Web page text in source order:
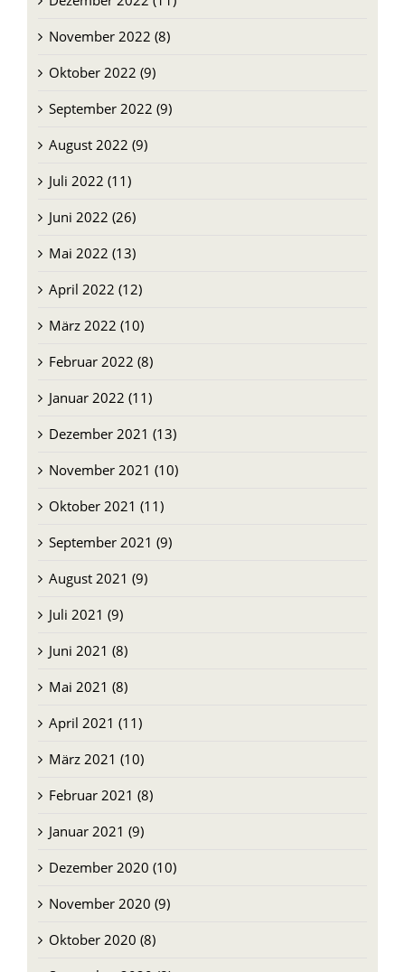
November 2022 (8)
Oktober 2022 (9)
September 2022 (9)
August 2022 (9)
Juli 2022 (11)
Juni 2022 (26)
Mai 2022 (13)
April 2022 (12)
März 2022 (10)
Februar 2022 (8)
Januar 2022 (11)
Dezember 2021 (13)
November 2021 (10)
Oktober 2021 (11)
September 2021 (9)
August 2021 (9)
Juli 2021 (9)
Juni 2021 (8)
Mai 2021 (8)
April 2021 (11)
März 2021 (10)
Februar 2021 (8)
Januar 2021 (9)
Dezember 2020 (10)
November 2020 (9)
Oktober 2020 (8)